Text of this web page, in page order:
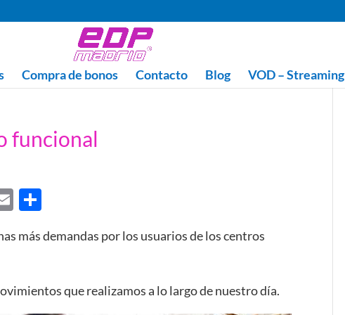
Compra de bonos Contacto Blog VOD – Streaming
funcional
E
ail m
ar
más demandas por los usuarios de los centros
que realizamos a lo largo de nuestro día.